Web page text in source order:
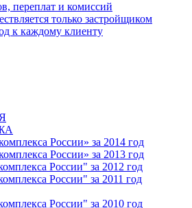
переплат и комиссий
только застройщиком
к каждому клиенту
России» за 2014 год
России» за 2013 год
России" за 2012 год
России" за 2011 год
России" за 2010 год